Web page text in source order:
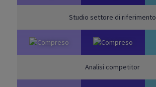
Studio settore di riferimento
Analisi competitor